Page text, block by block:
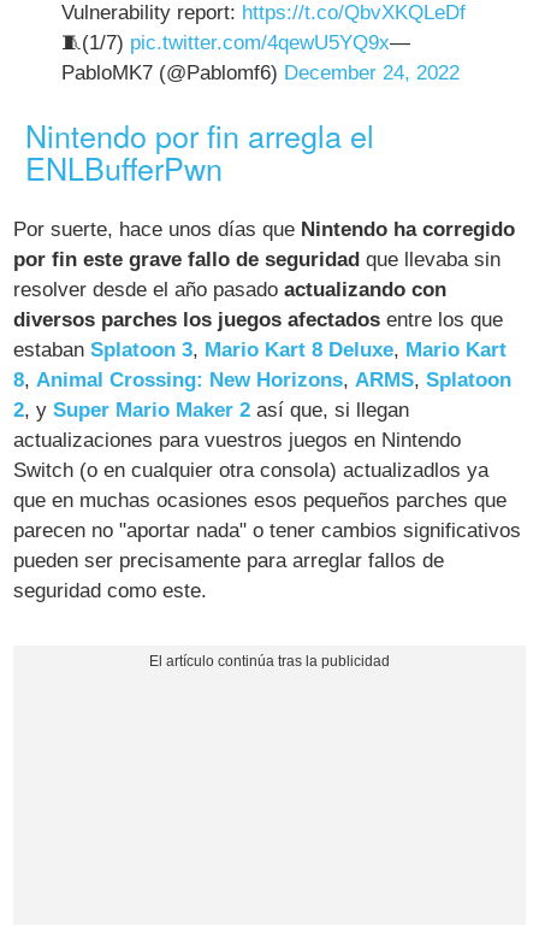
Vulnerability report: https://t.co/QbvXKQLeDf
🧵(1/7) pic.twitter.com/4qewU5YQ9x—
PabloMK7 (@Pablomf6) December 24, 2022
Nintendo por fin arregla el
ENLBufferPwn
Por suerte, hace unos días que Nintendo ha corregido
por fin este grave fallo de seguridad que llevaba sin
resolver desde el año pasadoactualizando con
diversos parches los juegos afectados entre los que
estabanSplatoon 3, Mario Kart 8 Deluxe, Mario Kart
8, Animal Crossing: New Horizons, ARMS,Splatoon
2, ySuper Mario Maker 2 así que, si llegan
actualizaciones para vuestros juegos en Nintendo
Switch (o en cualquier otra consola) actualizadlos ya
que en muchas ocasiones esos pequeños parches que
parecen no "aportar nada" o tener cambios significativos
pueden ser precisamente para arreglar fallos de
seguridad como este.